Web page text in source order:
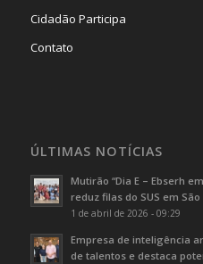
Cidadão Participa
Contato
ÚLTIMAS NOTÍCIAS
Mutirão “Dia E – Ebserh
reduz filas do SUS em São
1 de abril de 2026 - 09:29
Empresa de inteligência
de talentos e destaca